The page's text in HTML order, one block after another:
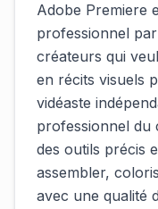
Adobe Premiere
professionnel
créateurs qui
en récits visuels
vidéaste
professionnel du
des outils précis
assembler,
avec une qualité